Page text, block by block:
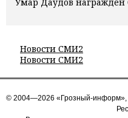
Умар Даудов
Новости СМИ2
Новости СМИ2
© 2004—2026 «Грозный-информ»,